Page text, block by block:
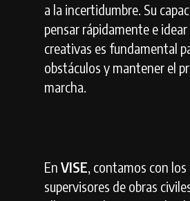
a la incertidumbre. Su
pensar rápidamente e
creativas es fundamental
obstáculos y mantener el
marcha.
En VISE, contamos con los
supervisores de obras